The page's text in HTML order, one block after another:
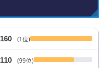
160 (1位)
110 (99位)